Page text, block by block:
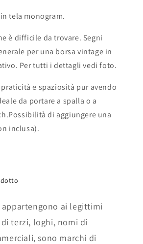
tela monogram.
è difficile da trovare. Segni
per una borsa vintage in
Per tutti i dettagli vedi foto.
e spaziosità pur avendo
da portare a spalla o a
di aggiungere una
inclusa).
ai legittimi
terzi, loghi, nomi di
sono marchi di